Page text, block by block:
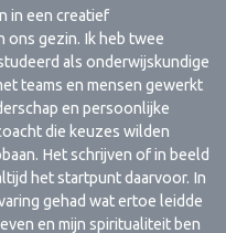
in een creatief
ons gezin. Ik heb twee
als onderwijskundige
teams en mensen gewerkt
en persoonlijke
die keuzes wilden
Het schrijven of in beeld
het startpunt daarvoor. In
gehad wat ertoe leidde
en mijn spiritualiteit ben